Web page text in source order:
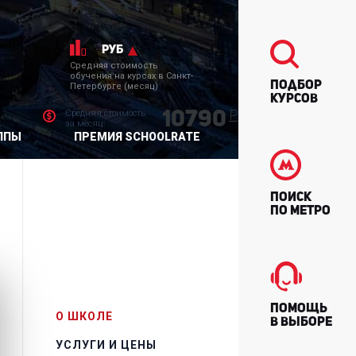
руб
Средняя стоимость
обучения на курсах в Санкт-
Петербурге (месяц)
ПРЕМИЯ SCHOOLRATE
Средняя стоимость
за месяц
10790Р
О ШКОЛЕ
УСЛУГИ И ЦЕНЫ
Подбор
курсов
Поиск
по метро
Помощь
в выборе